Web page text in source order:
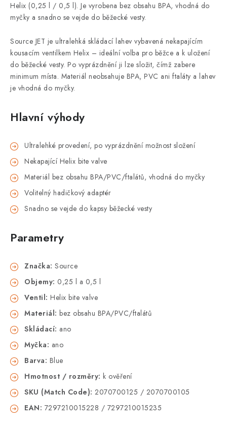
Helix (0,25 l / 0,5 l). Je vyrobena bez obsahu BPA, vhodná do
myčky a snadno se vejde do běžecké vesty.
Source JET je ultralehká skládací lahev vybavená nekapajícím
kousacím ventilkem Helix – ideální volba pro běžce a k uložení
do běžecké vesty. Po vyprázdnění ji lze složit, čímž zabere
minimum místa. Materiál neobsahuje BPA, PVC ani ftaláty a lahev
je vhodná do myčky.
Hlavní výhody
Ultralehké provedení, po vyprázdnění možnost složení
Nekapající Helix bite valve
Materiál bez obsahu BPA/PVC/ftalátů, vhodná do myčky
Volitelný hadičkový adaptér
Snadno se vejde do kapsy běžecké vesty
Parametry
Značka: Source
Objemy: 0,25 l a 0,5 l
Ventil: Helix bite valve
Materiál: bez obsahu BPA/PVC/ftalátů
Skládací: ano
Myčka: ano
Barva: Blue
Hmotnost / rozměry: k ověření
SKU (Match Code): 2070700125 / 2070700105
EAN: 7297210015228 / 7297210015235